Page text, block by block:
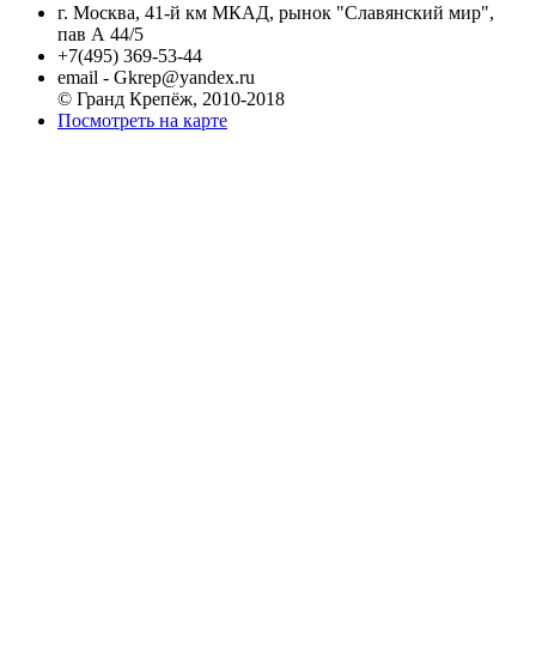
г. Москва, 41-й км МКАД, рынок "Славянский мир",
пав А 44/5
+7(495) 369-53-44
email - Gkrep@yandex.ru
© Гранд Крепёж, 2010-2018
Посмотреть на карте